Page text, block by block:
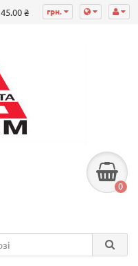
грн.
45.00 ₴
0